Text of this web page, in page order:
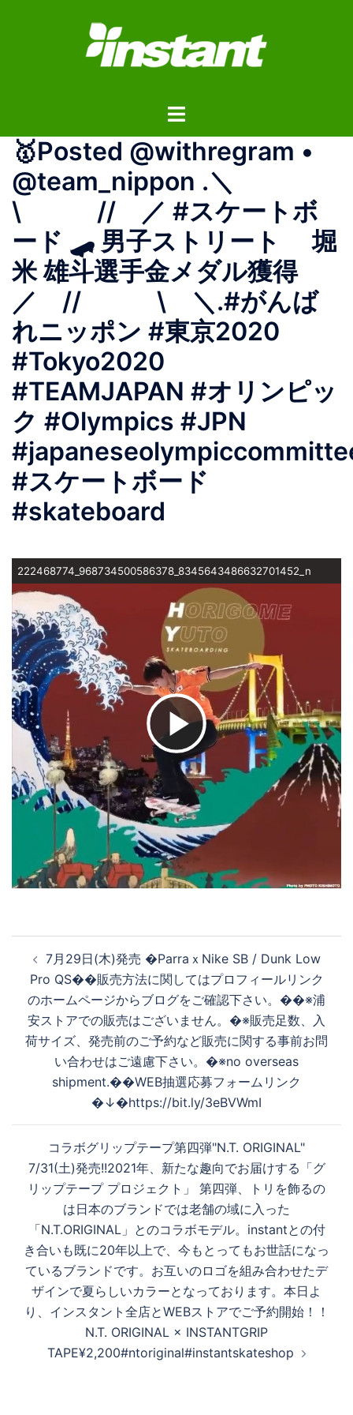
ス
ト
ル
ニ
ュ
ー
🥇Posted @withregram •
@team_nippon .＼
\ // ／ #スケートボ
ード 🛹 男子ストリート 堀
米 雄斗選手金メダル獲得
／ // \ ＼.#がんば
れニッポン #東京2020
#Tokyo2020
#TEAMJAPAN #オリンピッ
ク #Olympics #JPN
#スケートボード
#skateboard
222468774_968734500586378_8345643486632701452_n
ビ
デ
オ
再
生
す
る
ビ
ゲ
ン
7月29日(木)発売 �ParraｘNike SB / Dunk Low
Pro QS��販売方法に関してはプロフィールリンク
のホームページからブログをご確認下さい。��※浦
安ストアでの販売はございません。�※販売足数、入
荷サイズ、発売前のご予約など販売に関する事前お問
い合わせはご遠慮下さい。�※no overseas
shipment.��WEB抽選応募フォームリンク
�↓�https://bit.ly/3eBVWmI
コラボグリップテープ第四弾"N.T. ORIGINAL"
7/31(土)発売!!2021年、新たな趣向でお届けする「グ
リップテープ プロジェクト」 第四弾、トリを飾るの
は日本のブランドでは老舗の域に入った
「N.T.ORIGINAL」とのコラボモデル。instantとの付
き合いも既に20年以上で、今もとってもお世話になっ
ているブランドです。お互いのロゴを組み合わせたデ
ザインで夏らしいカラーとなっております。本日よ
り、インスタント全店とWEBストアでご予約開始！！
N.T. ORIGINAL × INSTANTGRIP
TAPE¥2,200#ntoriginal#instantskateshop